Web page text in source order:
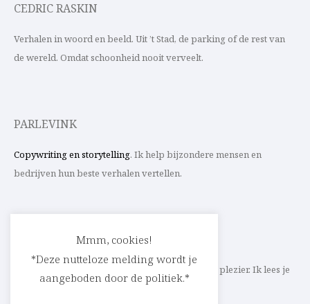
CEDRIC RASKIN
Verhalen in woord en beeld. Uit ’t Stad, de parking of de rest van
de wereld. Omdat schoonheid nooit verveelt.
PARLEVINK
Copywriting en storytelling. Ik help bijzondere mensen en
bedrijven hun beste verhalen vertellen.
Schrijf ik straks mee aan jouw verhaal? Met veel plezier. Ik lees je
heel graag op
cedric@parlevink.be
Mmm, cookies!
*Deze nutteloze melding wordt je
aangeboden door de politiek.*